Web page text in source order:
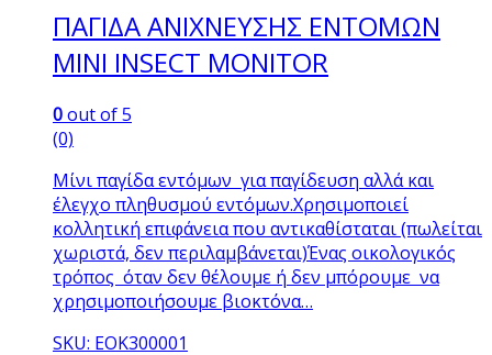
ΠΑΓΙΔΑ ΑΝΙΧΝΕΥΣΗΣ ΕΝΤΟΜΩΝ
MINI INSECT MONITOR
0out of 5
(0)
Μίνι παγίδα εντόμων για παγίδευση αλλά και
έλεγχο πληθυσμού εντόμων.Χρησιμοποιεί
κολλητική επιφάνεια που αντικαθίσταται (πωλείται
χωριστά, δεν περιλαμβάνεται)Ένας οικολογικός
τρόπος όταν δεν θέλουμε ή δεν μπόρουμε να
χρησιμοποιήσουμε βιοκτόνα…
SKU: ΕΟΚ300001